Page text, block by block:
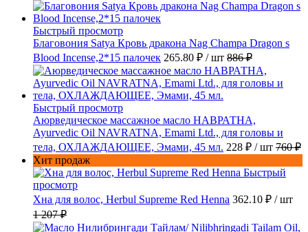
Быстрый просмотр
Благовония Satya Кровь дракона Nag Champa Dragon s
Blood Incense,2*15 палочек 265.80 ₽ / шт 886 ₽
Быстрый просмотр
Аюрведическое массажное масло НАВРАТНА,
Ayurvedic Oil NAVRATNA, Emami Ltd., для головы и
тела, ОХЛАЖДАЮЩЕЕ, Эмами, 45 мл. 228 ₽ / шт 760 ₽
Хит продаж
Быстрый
просмотр
Хна для волос, Herbul Supreme Red Henna 362.10 ₽ / шт
1 207 ₽